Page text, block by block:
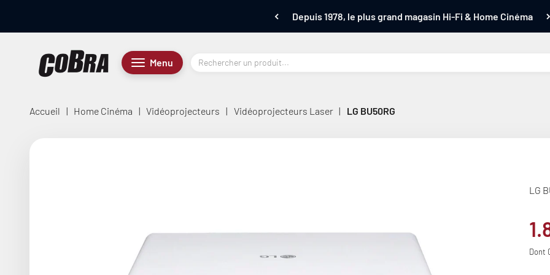
Depuis 1978, le plus grand magasin Hi-Fi & Home Cinéma
Menu
Menu
Cobra.fr
Accueil | Home Cinéma | Vidéoprojecteurs | Vidéoprojecteurs Laser | LG BU50RG
LG
Dont